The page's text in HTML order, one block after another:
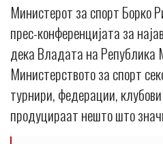
Министерот за спорт Борко
прес-конференцијата за
дека Владата на Република
Министерството за спорт
турнири, федерации,
продуцираат нешто што